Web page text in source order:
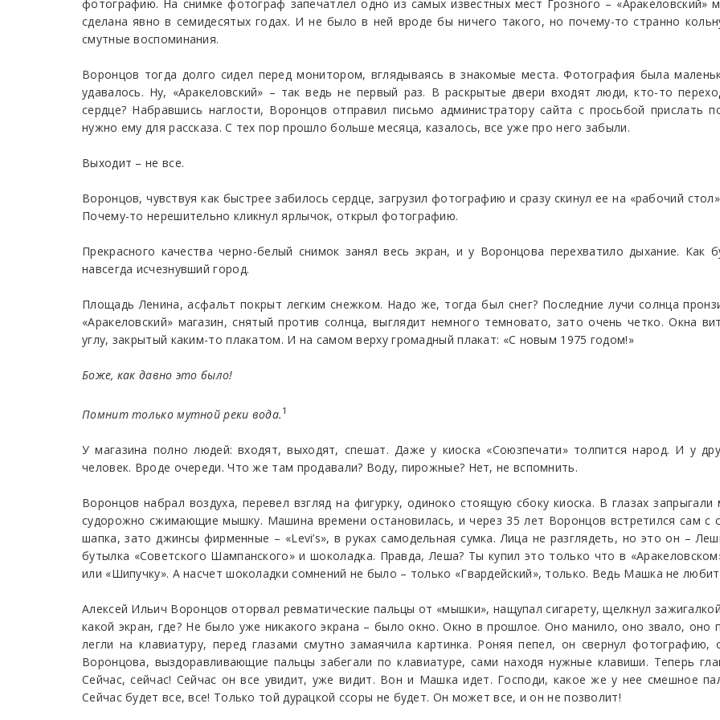
фотографию. На снимке фотограф запечатлел одно из самых известных мест Грозного –
сделана явно в семидесятых годах. И не было в ней вроде бы ничего такого, но почему-то странно
смутные воспоминания.
Воронцов тогда долго сидел перед монитором, вглядываясь в знакомые места. Фотография была
удавалось. Ну, «Аракеловский» – так ведь не первый раз. В раскрытые двери входят люди, кто-то
сердце? Набравшись наглости, Воронцов отправил письмо администратору сайта с просьбой прислать
нужно ему для рассказа. С тех пор прошло больше месяца, казалось, все уже про него забыли.
Выходит – не все.
Воронцов, чувствуя как быстрее забилось сердце, загрузил фотографию и сразу скинул ее на «рабочий
Почему-то нерешительно кликнул ярлычок, открыл фотографию.
Прекрасного качества черно-белый снимок занял весь экран, и у Воронцова перехватило дыхание.
навсегда исчезнувший город.
Площадь Ленина, асфальт покрыт легким снежком. Надо же, тогда был снег? Последние лучи солнца
«Аракеловский» магазин, снятый против солнца, выглядит немного темновато, зато очень четко. Окна
углу, закрытый каким-то плакатом. И на самом верху громадный плакат: «С новым 1975 годом!»
Боже, как давно это было!
Помнит только мутной реки вода. 1
У магазина полно людей: входят, выходят, спешат. Даже у киоска «Союзпечати» толпится народ. И у
человек. Вроде очереди. Что же там продавали? Воду, пирожные? Нет, не вспомнить.
Воронцов набрал воздуха, перевел взгляд на фигурку, одиноко стоящую сбоку киоска. В глазах
судорожно сжимающие мышку. Машина времени остановилась, и через 35 лет Воронцов встретился сам с
шапка, зато джинсы фирменные – «Levi’s», в руках самодельная сумка. Лица не разглядеть, но это он –
бутылка «Советского Шампанского» и шоколадка. Правда, Леша? Ты купил это только что в
или «Шипучку». А насчет шоколадки сомнений не было – только «Гвардейский», только. Ведь Машка не
Алексей Ильич Воронцов оторвал ревматические пальцы от «мышки», нащупал сигарету, щелкнул
какой экран, где? Не было уже никакого экрана – было окно. Окно в прошлое. Оно манило, оно звало, оно
легли на клавиатуру, перед глазами смутно замаячила картинка. Роняя пепел, он свернул
Воронцова, выздоравливающие пальцы забегали по клавиатуре, сами находя нужные клавиши. Теперь
Сейчас, сейчас! Сейчас он все увидит, уже видит. Вон и Машка идет. Господи, какое же у нее смешное
Сейчас будет все, все! Только той дурацкой ссоры не будет. Он может все, и он не позволит!